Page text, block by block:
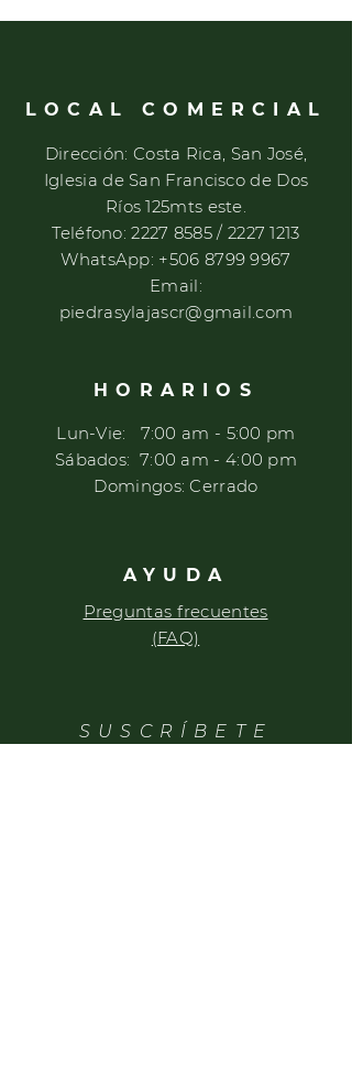
LOCAL COMERCIAL
Dirección: Costa Rica, San José,
Iglesia de San Francisco de Dos
Ríos 125mts este.
Teléfono:2227 8585 / 2227 1213
WhatsApp: +506 8799 9967
Email:
piedrasylajascr@gmail.com
HORARIOS
Lun-Vie: 7:00 am - 5:00 pm
​​Sábados: 7:00 am - 4:00 pm
​Domingos: Cerrado
AYUDA
Preguntas frecuentes
(FAQ)
SUSCRÍBETE